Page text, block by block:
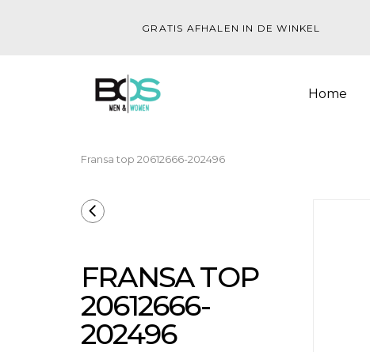
GRATIS AFHALEN IN DE WINKEL
Home
Fransa top 20612666-202496
FRANSA TOP
20612666-
202496